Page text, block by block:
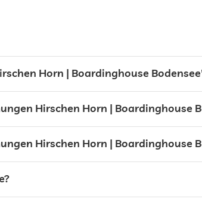
Horn | Boardinghouse
Hirschen Horn | Boardinghouse
Hirschen Horn | Boardinghouse